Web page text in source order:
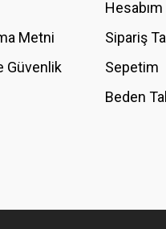
olmalı.
Metni
Güvenlik
Hesabım
Sipariş
Sepetim
Beden